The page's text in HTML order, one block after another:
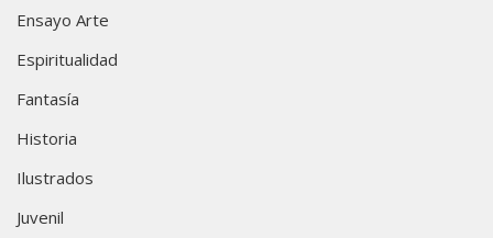
Ensayo Arte
Espiritualidad
Fantasía
Historia
Ilustrados
Juvenil